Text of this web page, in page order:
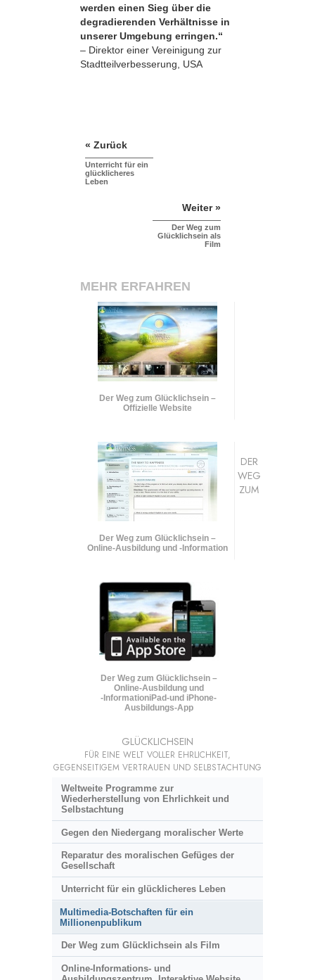
werden einen Sieg über die
degradierenden Verhältnisse in
unserer Umgebung erringen.“
– Direktor einer Vereinigung zur
Stadtteilverbesserung, USA
« Zurück
Unterricht für ein
glücklicheres
Leben
Weiter »
Der Weg zum
Glücklichsein als
Film
MEHR ERFAHREN
Der Weg zum Glücklichsein –
Offizielle Website
Der Weg zum Glücklichsein –
Online-Ausbildung und -Information
Der Weg zum Glücklichsein –
Online-Ausbildung und
-InformationiPad-und iPhone-
Ausbildungs-App
DER
WEG
ZUM
GLÜCKLICHSEIN
FÜR EINE WELT VOLLER EHRLICHKEIT,
GEGENSEITIGEM VERTRAUEN UND SELBSTACHTUNG
Weltweite Programme zur
Wiederherstellung von Ehrlichkeit und
Selbstachtung
Gegen den Niedergang moralischer Werte
Reparatur des moralischen Gefüges der
Gesellschaft
Unterricht für ein glücklicheres Leben
Multimedia-Botschaften für ein
Millionenpublikum
Der Weg zum Glücklichsein als Film
Online-Informations- und